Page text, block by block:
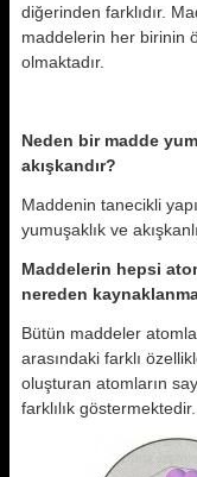
diğerinden farklıdır.
maddelerin her birinin
olmaktadır.
Neden bir madde
akışkandır?
Maddenin tanecikli
yumuşaklık ve
Maddelerin hepsi
nereden
Bütün maddeler
arasındaki farklı
oluşturan atomların
farklılık göstermektedir.